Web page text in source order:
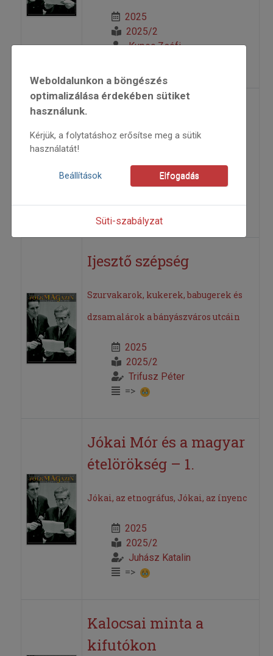
2025
2025/2
Kupec Zsófi
Fehér Anikó: Vágják az
erdei utat...
2025
Ijesztő szépség
Szurvakarok, kukerek, babugerek és
dzsamalárok a bányászváros utcáin
2025
2025/2
Trifusz Péter
=>
Jókai Mór és a magyar
ételörökség – 1.
Jókai, az etnográfus, Jókai, az ínyenc
2025
2025/2
Juhász Katalin
=>
Kalocsai minta a
kifutókon
Weboldalunkon a böngészés
optimalizálása érdekében sütiket
használunk.
Kérjük, a folytatáshoz erősítse meg a sütik
használatát!
Beállítások Elfogadás
Süti-szabályzat